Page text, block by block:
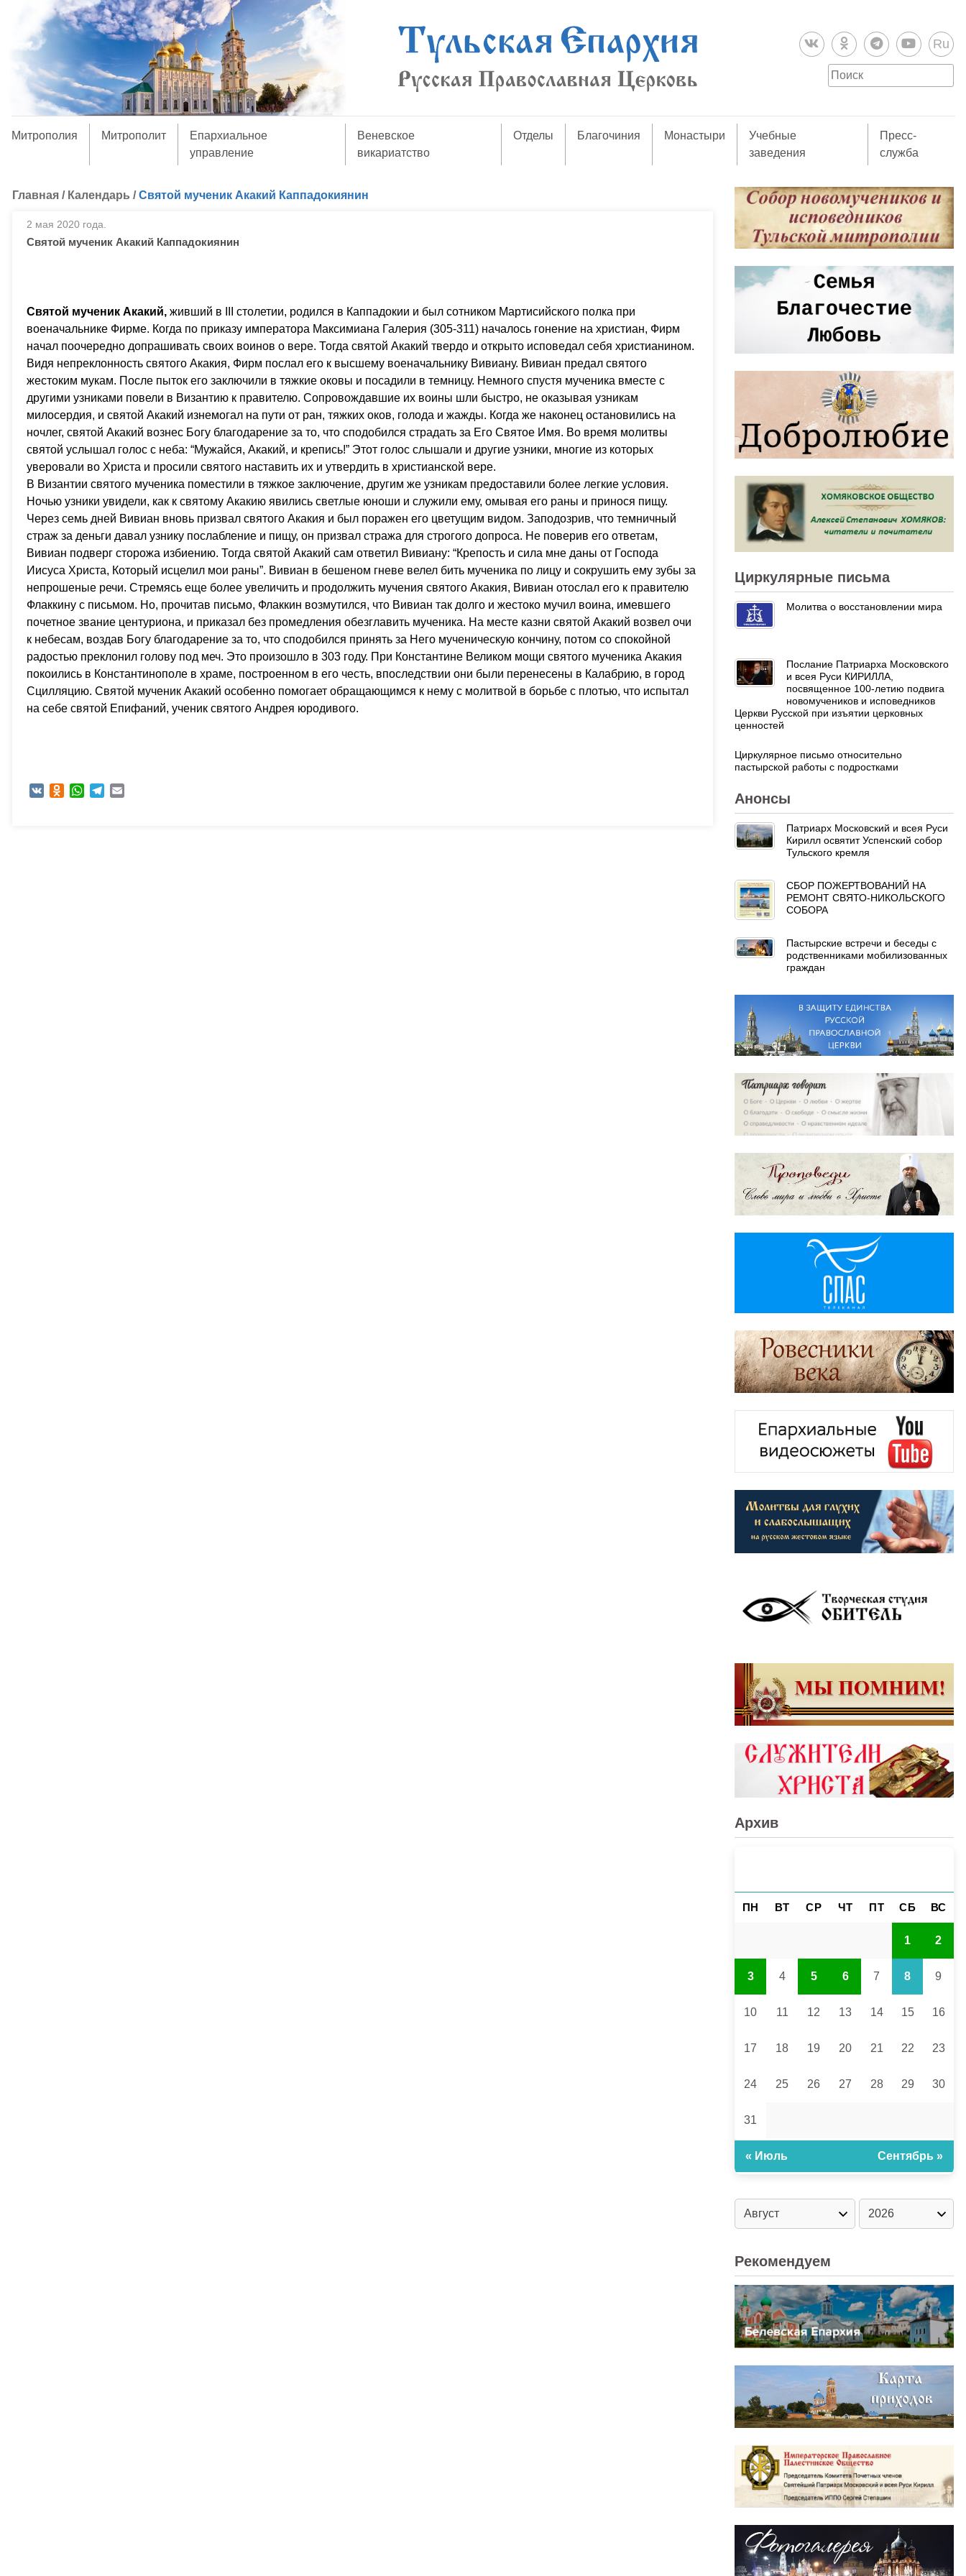
Ru
Митрополия Митрополит
Епархиальное
управление
Веневское
викариатство
Отделы Благочиния Монастыри
Учебные
заведения
Пресс-
служба
Главная / Календарь /Святой мученик Акакий Каппадокиянин
2 мая 2020 года.
Святой мученик Акакий Каппадокиянин
Святой мученик Акакий, живший в III столетии, родился в Каппадокии и был сотником Мартисийского полка при
военачальнике Фирме. Когда по приказу императора Максимиана Галерия (305-311) началось гонение на христиан, Фирм
начал поочередно допрашивать своих воинов о вере. Тогда святой Акакий твердо и открыто исповедал себя христианином.
Видя непреклонность святого Акакия, Фирм послал его к высшему военачальнику Вивиану. Вивиан предал святого
жестоким мукам. После пыток его заключили в тяжкие оковы и посадили в темницу. Немного спустя мученика вместе с
другими узниками повели в Византию к правителю. Сопровождавшие их воины шли быстро, не оказывая узникам
милосердия, и святой Акакий изнемогал на пути от ран, тяжких оков, голода и жажды. Когда же наконец остановились на
ночлег, святой Акакий вознес Богу благодарение за то, что сподобился страдать за Его Святое Имя. Во время молитвы
святой услышал голос с неба: “Мужайся, Акакий, и крепись!” Этот голос слышали и другие узники, многие из которых
уверовали во Христа и просили святого наставить их и утвердить в христианской вере.
В Византии святого мученика поместили в тяжкое заключение, другим же узникам предоставили более легкие условия.
Ночью узники увидели, как к святому Акакию явились светлые юноши и служили ему, омывая его раны и принося пищу.
Через семь дней Вивиан вновь призвал святого Акакия и был поражен его цветущим видом. Заподозрив, что темничный
страж за деньги давал узнику послабление и пищу, он призвал стража для строгого допроса. Не поверив его ответам,
Вивиан подверг сторожа избиению. Тогда святой Акакий сам ответил Вивиану: “Крепость и сила мне даны от Господа
Иисуса Христа, Который исцелил мои раны”. Вивиан в бешеном гневе велел бить мученика по лицу и сокрушить ему зубы за
непрошеные речи. Стремясь еще более увеличить и продолжить мучения святого Акакия, Вивиан отослал его к правителю
Флаккину с письмом. Но, прочитав письмо, Флаккин возмутился, что Вивиан так долго и жестоко мучил воина, имевшего
почетное звание центуриона, и приказал без промедления обезглавить мученика. На месте казни святой Акакий возвел очи
к небесам, воздав Богу благодарение за то, что сподобился принять за Него мученическую кончину, потом со спокойной
радостью преклонил голову под меч. Это произошло в 303 году. При Константине Великом мощи святого мученика Акакия
покоились в Константинополе в храме, построенном в его честь, впоследствии они были перенесены в Калабрию, в город
Сцилляцию. Святой мученик Акакий особенно помогает обращающимся к нему с молитвой в борьбе с плотью, что испытал
на себе святой Епифаний, ученик святого Андрея юродивого.
VK Odnoklassniki
WhatsAppTelegram
Циркулярные письма
Молитва о восстановлении мира
Послание Патриарха Московского
и всея Руси КИРИЛЛА,
посвященное 100-летию подвига
новомучеников и исповедников
Церкви Русской при изъятии церковных
ценностей
Циркулярное письмо относительно
пастырской работы с подростками
Анонсы
Патриарх Московский и всея Руси
Кирилл освятит Успенский собор
Тульского кремля
СБОР ПОЖЕРТВОВАНИЙ НА
РЕМОНТ СВЯТО-НИКОЛЬСКОГО
СОБОРА
Пастырские встречи и беседы с
родственниками мобилизованных
граждан
Архив
ПН ВТ СР ЧТ ПТ СБ ВС
1 2
3 4 5 6 7 8 9
10 11 12 13 14 15 16
17 18 19 20 21 22 23
24 25 26 27 28 29 30
31
« Июль Сентябрь »
Рекомендуем